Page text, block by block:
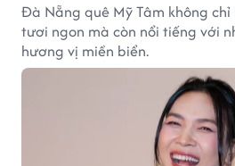
Đà Nẵng quê Mỹ Tâm không
tươi ngon mà còn nổi tiếng với
hương vị miền biển.